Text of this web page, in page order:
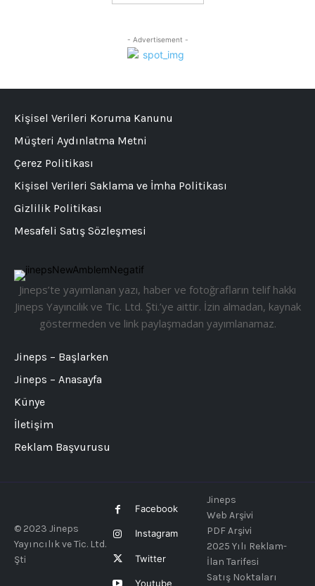
- Advertisement -
Jineps’te yayımlanan yazı, haber ve fotoğrafların telif hakkı
Jineps Yayıncılık ve Tic. Ltd. Şti.’ye aittir. İzin almadan, kaynak
göstermeden ve link paylaşmadan yayımlanamaz.
Jineps – Başlarken
Jineps – Anasayfa
Künye
İletişim
Reklam Başvurusu
Kişisel Verileri Koruma Kanunu
Müşteri Aydınlatma Metni
Çerez Politikası
Kişisel Verileri Saklama ve İmha Politikası
Gizlilik Politikası
Mesafeli Satış Sözleşmesi
© 2023 Jineps
Yayıncılık ve Tic. Ltd.
Şti
Facebook
Instagram
Twitter
Youtube
Jineps
Web Arşivi
PDF Arşivi
2025 Yılı Reklam-
İlan Tarifesi
Satış Noktaları